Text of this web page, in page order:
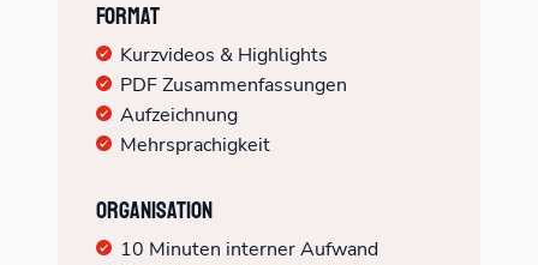
Format
Kurzvideos & Highlights
PDF Zusammenfassungen
Aufzeichnung
Mehrsprachigkeit
Organisation
10 Minuten interner Aufwand